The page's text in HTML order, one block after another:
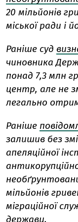
20 мільйонів
міської ради і
Раніше суд
чиновника
понад 7,3 млн
центр, але не
легально
Раніше
залишив без
апеляційної
мільйонів
міграційної
держави.